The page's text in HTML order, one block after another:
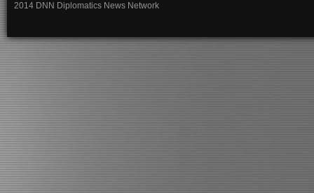
2014 DNN Diplomatics News Network